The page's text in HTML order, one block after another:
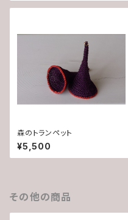
森のトランペット
¥5,500
その他の商品